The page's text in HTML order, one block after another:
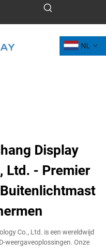
NL
Display
Ltd. - Premier
Co., Ltd. is een wereldwijd
weergaveoplossingen. Onze